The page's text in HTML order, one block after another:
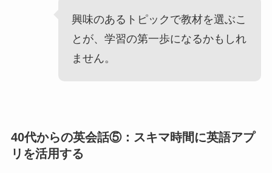
興味のあるトピックで教材を選ぶこ
とが、学習の第一歩になるかもしれ
ません。
40代からの英会話⑤：スキマ時間に英語アプ
リを活用する